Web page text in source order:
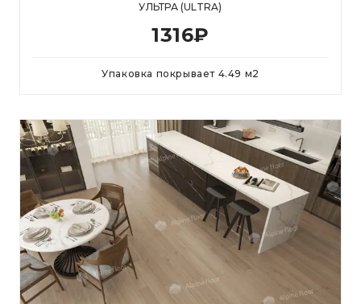
УЛЬТРА (ULTRA)
1316₽
Упаковка покрывает 4.49 м2